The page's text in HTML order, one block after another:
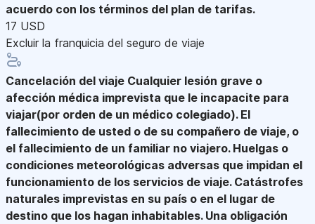
acuerdo con los términos del plan de tarifas.
17 USD
Excluir la franquicia del seguro de viaje
Cancelación del viaje Cualquier lesión grave o
afección médica imprevista que le incapacite para
viajar(por orden de un médico colegiado). El
fallecimiento de usted o de su compañero de viaje, o
el fallecimiento de un familiar no viajero. Huelgas o
condiciones meteorológicas adversas que impidan el
funcionamiento de los servicios de viaje. Catástrofes
naturales imprevistas en su país o en el lugar de
destino que los hagan inhabitables. Una obligación